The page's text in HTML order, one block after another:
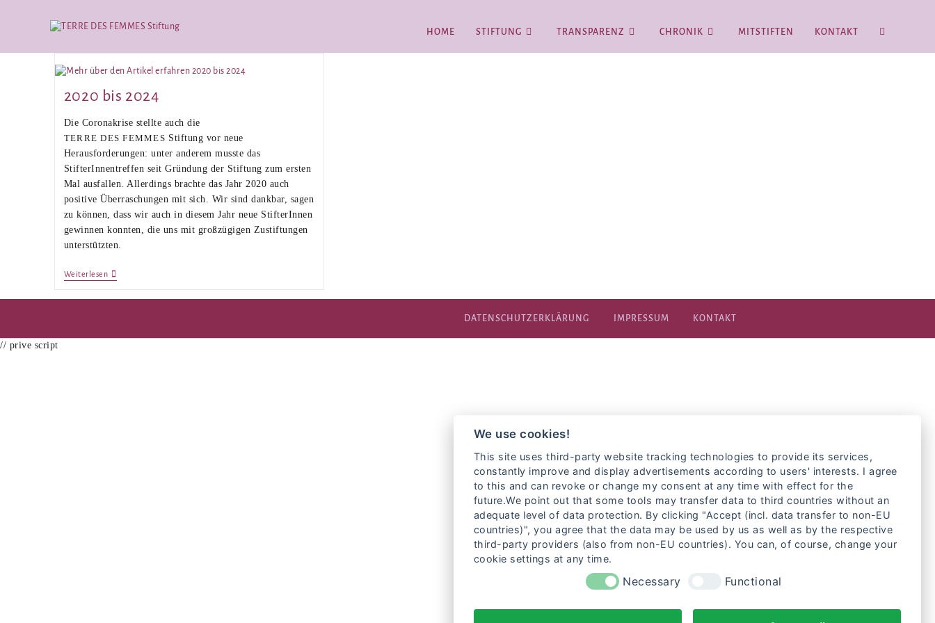
HOME STIFTUNG TRANSPARENZ CHRONIK MITSTIFTEN KONTAKT
2020 bis 2024
Die Coronakrise stellte auch die
TERRE DES FEMMES Stiftung vor neue
Herausforderungen: unter anderem musste das
StifterInnentreffen seit Gründung der Stiftung zum ersten
Mal ausfallen. Allerdings brachte das Jahr 2020 auch
positive Überraschungen mit sich. Wir sind dankbar, sagen
zu können, dass wir auch in diesem Jahr neue StifterInnen
gewinnen konnten, die uns mit großzügigen Zustiftungen
unterstützten.
Weiterlesen
DATENSCHUTZERKLÄRUNG IMPRESSUM KONTAKT
// prive script
We use cookies!
This site uses third-party website tracking technologies to provide its services,
constantly improve and display advertisements according to users' interests. I agree
to this and can revoke or change my consent at any time with effect for the
future.We point out that some tools may transfer data to third countries without an
adequate level of data protection. By clicking "Accept (incl. data transfer to non-EU
countries)", you agree that the data may be used by us as well as by the respective
third-party providers (also from non-EU countries). You can, of course, change your
cookie settings at any time.
Necessary Functional